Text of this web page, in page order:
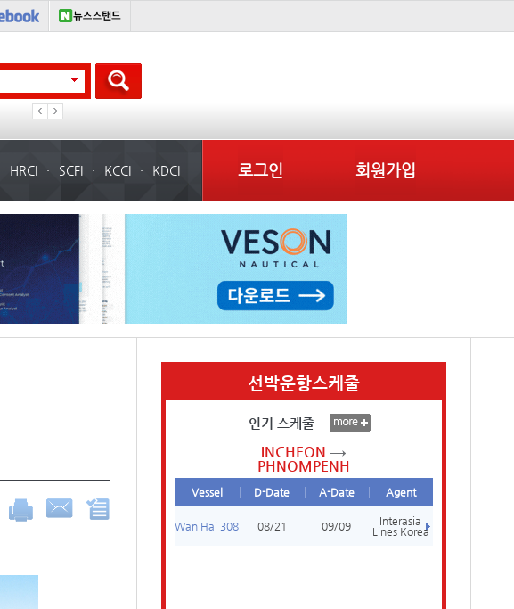
석도
HRCI SCFI KCCI KDCI 로그인 회원가입
선박운항스케줄
인기 스케줄
INCHEON
PHNOMPENH
Vessel D-Date A-Date Agent
Wan Hai 308 08/21 09/09
Interasia
Lines Korea